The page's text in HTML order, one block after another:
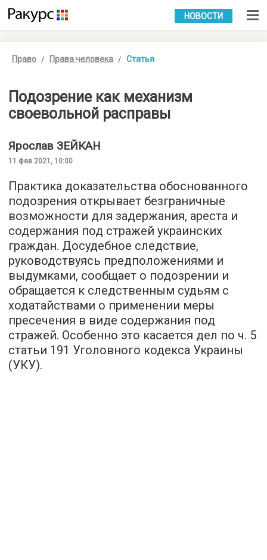
УКР РУС
НОВОСТИ
Право Права человека Статья
Подозрение как механизм
своевольной расправы
Ярослав ЗЕЙКАН
11 фев 2021, 10:00
Практика доказательства обоснованного
подозрения открывает безграничные
возможности для задержания, ареста и
содержания под стражей украинских
граждан. Досудебное следствие,
руководствуясь предположениями и
выдумками, сообщает о подозрении и
обращается к следственным судьям с
ходатайствами о применении меры
пресечения в виде содержания под
стражей. Особенно это касается дел по ч. 5
статьи 191 Уголовного кодекса Украины
(УКУ).